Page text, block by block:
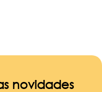
novidades